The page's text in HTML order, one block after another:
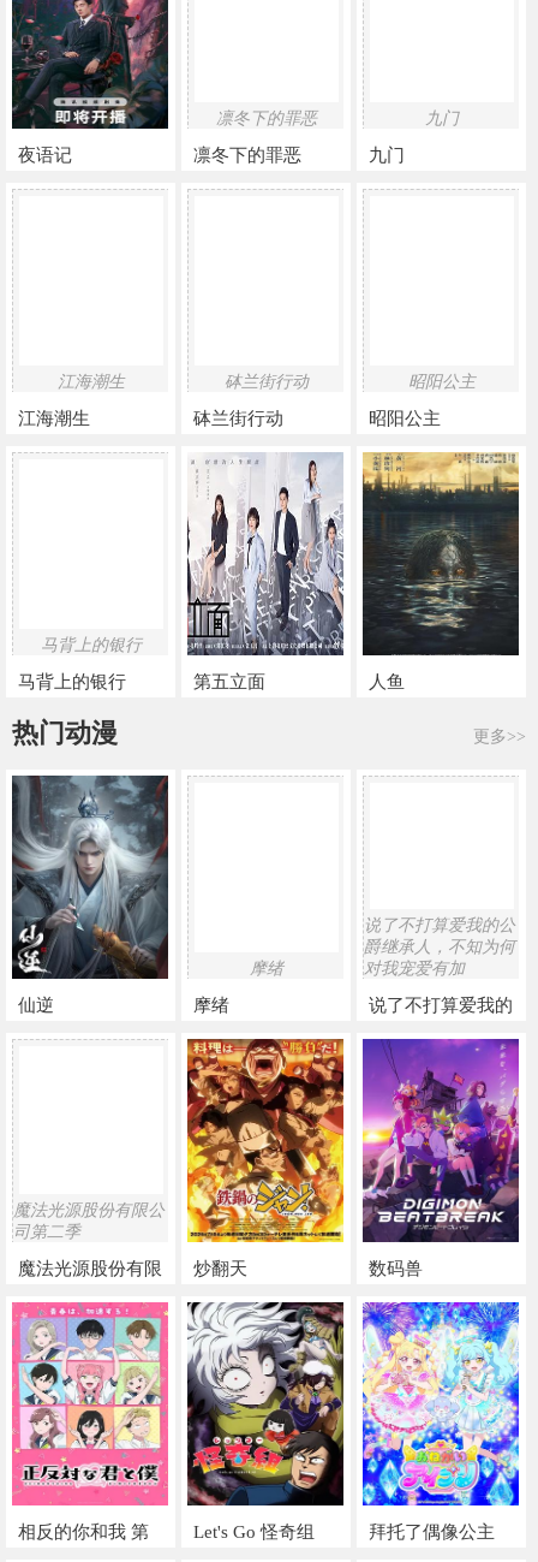
夜语记
凛冬下的罪恶
凛冬下的罪恶
九门
九门
江海潮生
江海潮生
砵兰街行动
砵兰街行动
昭阳公主
昭阳公主
马背上的银行
马背上的银行 第五立面 人鱼
热门动漫 更多>>
仙逆
摩绪
摩绪
说了不打算爱我的公
爵继承人，不知为何
对我宠爱有加
说了不打算爱我的
为何对我宠爱有加
魔法光源股份有限公
司第二季
魔法光源股份有限
炒翻天
数码兽
相反的你和我 第
Let's Go 怪奇组 拜托了偶像公主